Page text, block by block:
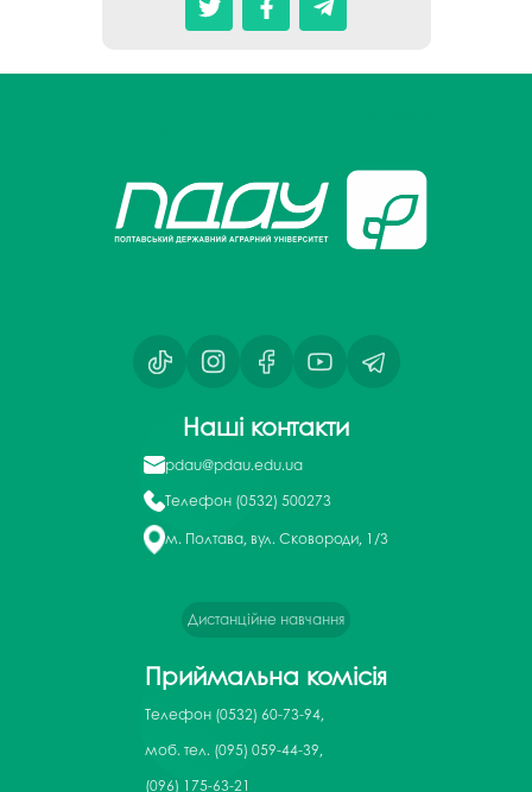
Наші контакти
pdau@pdau.edu.ua
Телефон (0532) 500273
м. Полтава, вул. Сковороди, 1/3
Дистанційне навчання
Приймальна комісія
Телефон (0532) 60-73-94,
моб. тел. (095) 059-44-39,
(096) 175-63-21